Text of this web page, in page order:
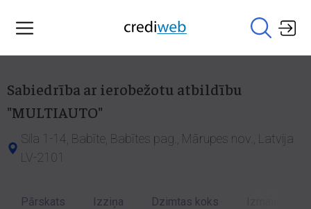
Sabiedrība ar ierobežotu atbildību
"MULTIAUTO"
Sila 1-14, Babīte, Babītes pag., Mārupes nov., Latvija
LV-2101
Pārskats Izziņa Dzimtas koks